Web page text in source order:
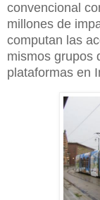
convencional
millones de
computan las
mismos grupos
plataformas en